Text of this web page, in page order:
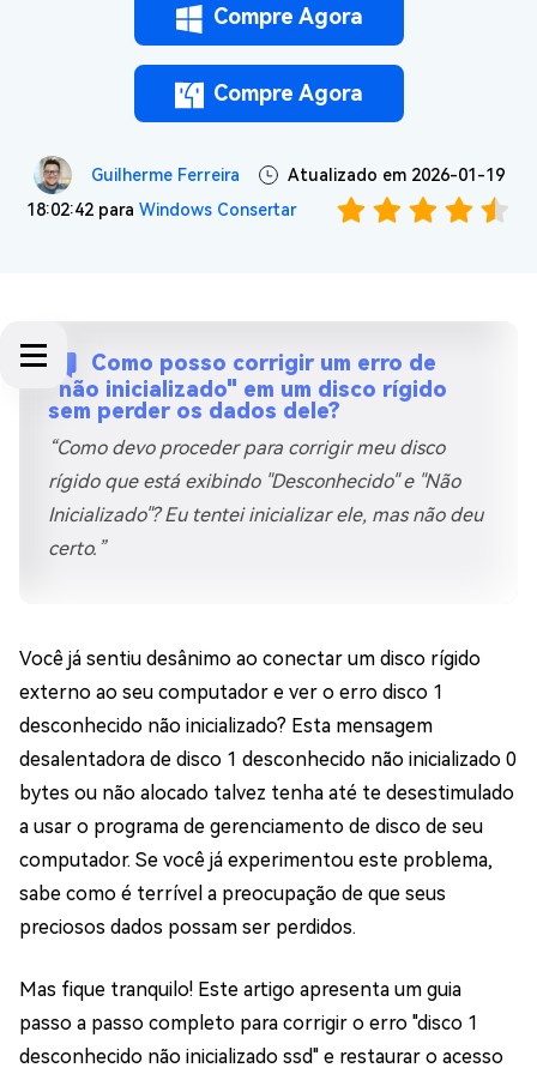
Compre Agora
Compre Agora
Guilherme Ferreira
Atualizado em 2026-01-19
18:02:42 para Windows Consertar
Como posso corrigir um erro de
"não inicializado" em um disco rígido
sem perder os dados dele?
“Como devo proceder para corrigir meu disco
rígido que está exibindo "Desconhecido" e "Não
Inicializado"? Eu tentei inicializar ele, mas não deu
certo.”
Você já sentiu desânimo ao conectar um disco rígido
externo ao seu computador e ver o erro disco 1
desconhecido não inicializado? Esta mensagem
desalentadora de disco 1 desconhecido não inicializado 0
bytes ou não alocado talvez tenha até te desestimulado
a usar o programa de gerenciamento de disco de seu
computador. Se você já experimentou este problema,
sabe como é terrível a preocupação de que seus
preciosos dados possam ser perdidos.
Mas fique tranquilo! Este artigo apresenta um guia
passo a passo completo para corrigir o erro "disco 1
desconhecido não inicializado ssd" e restaurar o acesso